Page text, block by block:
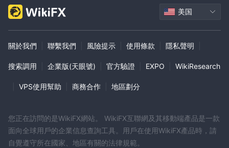
美国
關於我們 聯繫我們 風險提示 使用條款 隱私聲明
搜索調用 企業版(天眼號) 官方驗證 EXPO WikiResearch
VPS使用幫助 商務合作 地區劃分
您正在訪問的是WikiFX網站。 WikiFX互聯網及其移動端產品是一款
面向全球用戶的企業信息查詢工具。用戶在使用WikiFX產品時，請
自覺遵守所在國家、地區有關的法律規範。